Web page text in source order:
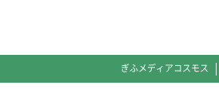
ぎふメディアコスモス